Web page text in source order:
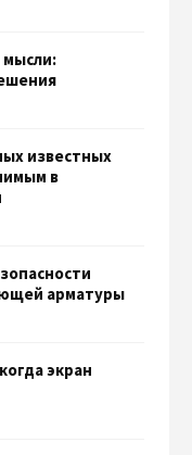
известных
в
арматуры
экран